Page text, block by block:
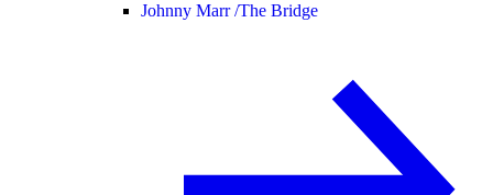
Johnny Marr /The Bridge